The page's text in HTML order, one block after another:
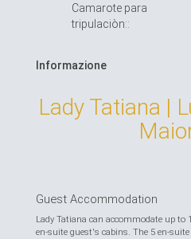
Camarote para
tripulaciòn::
Informazione
Lady Tatiana |
Guest Accommodation
Lady Tatiana can accommodate up to
en-suite guest's cabins. The 5 en-